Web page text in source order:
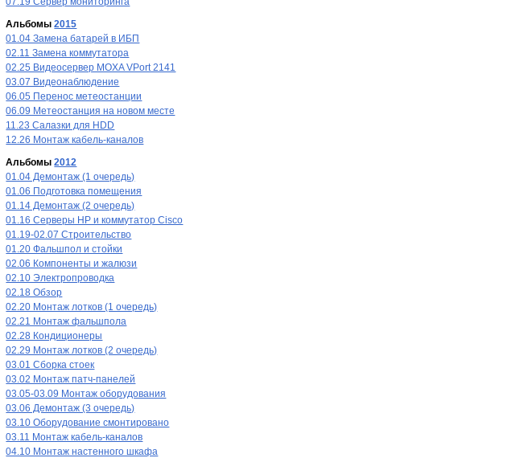
Альбомы2015
01.04 Замена батарей в ИБП
02.11 Замена коммутатора
02.25 Видеосервер MOXA VPort 2141
03.07 Видеонаблюдение
06.05 Перенос метеостанции
06.09 Метеостанция на новом месте
11.23 Салазки для HDD
12.26 Монтаж кабель-каналов
Альбомы2012
01.04 Демонтаж (1 очередь)
01.06 Подготовка помещения
01.14 Демонтаж (2 очередь)
01.16 Серверы HP и коммутатор Cisco
01.19-02.07 Строительство
01.20 Фальшпол и стойки
02.06 Компоненты и жалюзи
02.10 Электропроводка
02.18 Обзор
02.20 Монтаж лотков (1 очередь)
02.21 Монтаж фальшпола
02.28 Кондиционеры
02.29 Монтаж лотков (2 очередь)
03.01 Сборка стоек
03.02 Монтаж патч-панелей
03.05-03.09 Монтаж оборудования
03.06 Демонтаж (3 очередь)
03.10 Оборудование смонтировано
03.11 Монтаж кабель-каналов
04.10 Монтаж настенного шкафа